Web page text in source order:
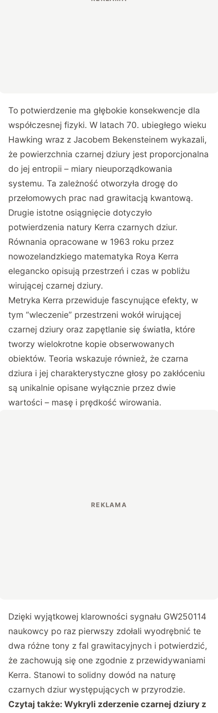
To potwierdzenie ma głębokie konsekwencje dla
współczesnej fizyki. W latach 70. ubiegłego wieku
Hawking wraz z Jacobem Bekensteinem wykazali,
że powierzchnia czarnej dziury jest proporcjonalna
do jej entropii – miary nieuporządkowania
systemu. Ta zależność otworzyła drogę do
przełomowych prac nad grawitacją kwantową.
Drugie istotne osiągnięcie dotyczyło
potwierdzenia natury Kerra czarnych dziur.
Równania opracowane w 1963 roku przez
nowozelandzkiego matematyka Roya Kerra
elegancko opisują przestrzeń i czas w pobliżu
wirującej czarnej dziury.
Metryka Kerra przewiduje fascynujące efekty, w
tym “wleczenie” przestrzeni wokół wirującej
czarnej dziury oraz zapętlanie się światła, które
tworzy wielokrotne kopie obserwowanych
obiektów. Teoria wskazuje również, że czarna
dziura i jej charakterystyczne głosy po zakłóceniu
są unikalnie opisane wyłącznie przez dwie
wartości – masę i prędkość wirowania.
Dzięki wyjątkowej klarowności sygnału GW250114
naukowcy po raz pierwszy zdołali wyodrębnić te
dwa różne tony z fal grawitacyjnych i potwierdzić,
że zachowują się one zgodnie z przewidywaniami
Kerra. Stanowi to solidny dowód na naturę
czarnych dziur występujących w przyrodzie.
Czytaj także:Wykryli zderzenie czarnej dziury z